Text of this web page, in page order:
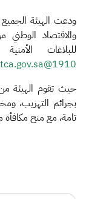
ودعت الهيئة
والاقتصاد
للبلاغات الأمنية (1910) أو عبر البريد
1910@zatca.gov.sa
حيث تقوم الهيئة
بجرائم التهريب،
تامة، مع منح